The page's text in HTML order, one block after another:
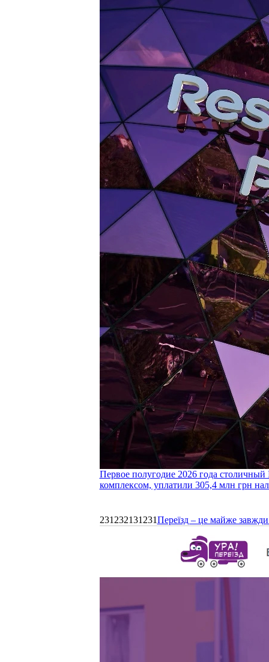
Первое полугодие 2026 года
комплексом, уплатили 305,4 млн грн
231232131231Переїзд – це майже